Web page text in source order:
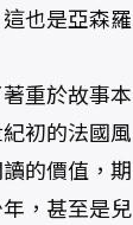
也是亞森羅
重於故事本
初的法國風
的價值，期
，甚至是兒